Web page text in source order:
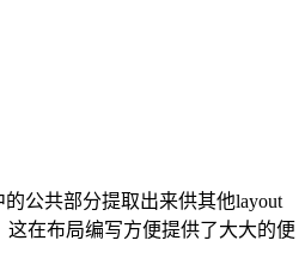
公共部分提取出来供其他layout
在布局编写方便提供了大大的便